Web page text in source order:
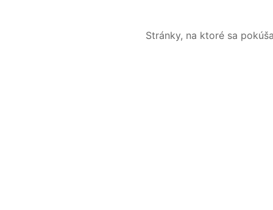
Stránky, na ktoré sa